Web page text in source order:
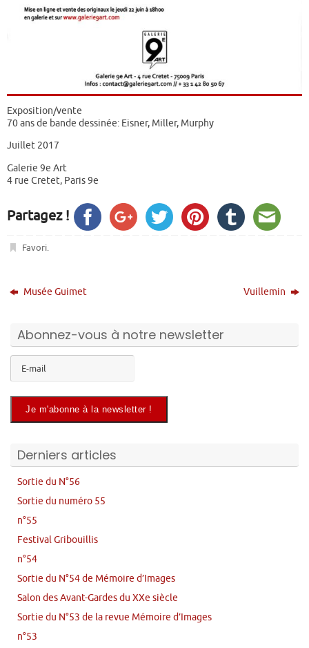
Exposition/vente
70 ans de bande dessinée: Eisner, Miller, Murphy
Juillet 2017
Galerie 9e Art
4 rue Cretet, Paris 9e
Partagez !
Favori.
Musée Guimet Vuillemin
Abonnez-vous à notre newsletter
Derniers articles
Sortie du N°56
Sortie du numéro 55
n°55
Festival Gribouillis
n°54
Sortie du N°54 de Mémoire d’Images
Salon des Avant-Gardes du XXe siècle
Sortie du N°53 de la revue Mémoire d’Images
n°53